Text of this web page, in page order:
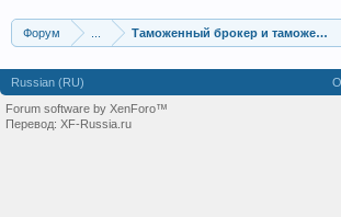
Форум Таможенный брокер и таможенные
Russian (RU)
Forum software by XenForo™
Перевод: XF-Russia.ru